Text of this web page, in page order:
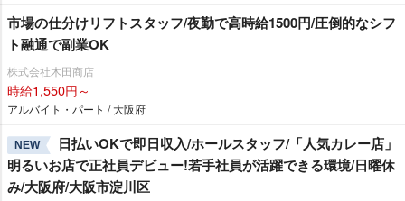
市場の仕分けリフトスタッフ/夜勤で高時給1500円/圧倒的なシフ
ト融通で副業OK
株式会社木田商店
時給1,550円～
アルバイト・パート / 大阪府
NEW
日払いOKで即日収入/ホールスタッフ/「人気カレー店」
明るいお店で正社員デビュー!若手社員が活躍できる環境/日曜休
み/大阪府/大阪市淀川区